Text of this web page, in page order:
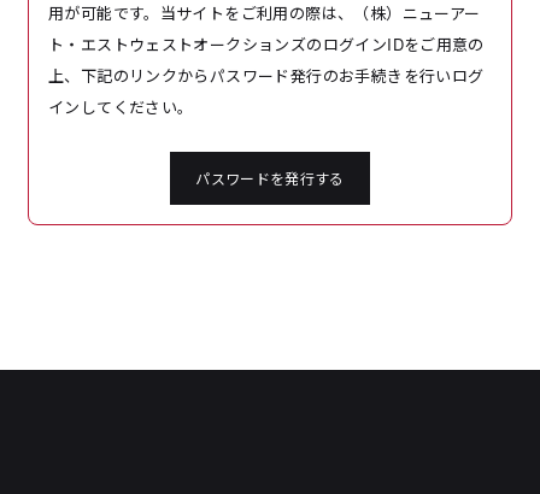
用が可能です。当サイトをご利用の際は、（株）ニューアー
ト・エストウェストオークションズのログインIDをご用意の
上、下記のリンクからパスワード発行のお手続きを行いログ
インしてください。
パスワードを発行する